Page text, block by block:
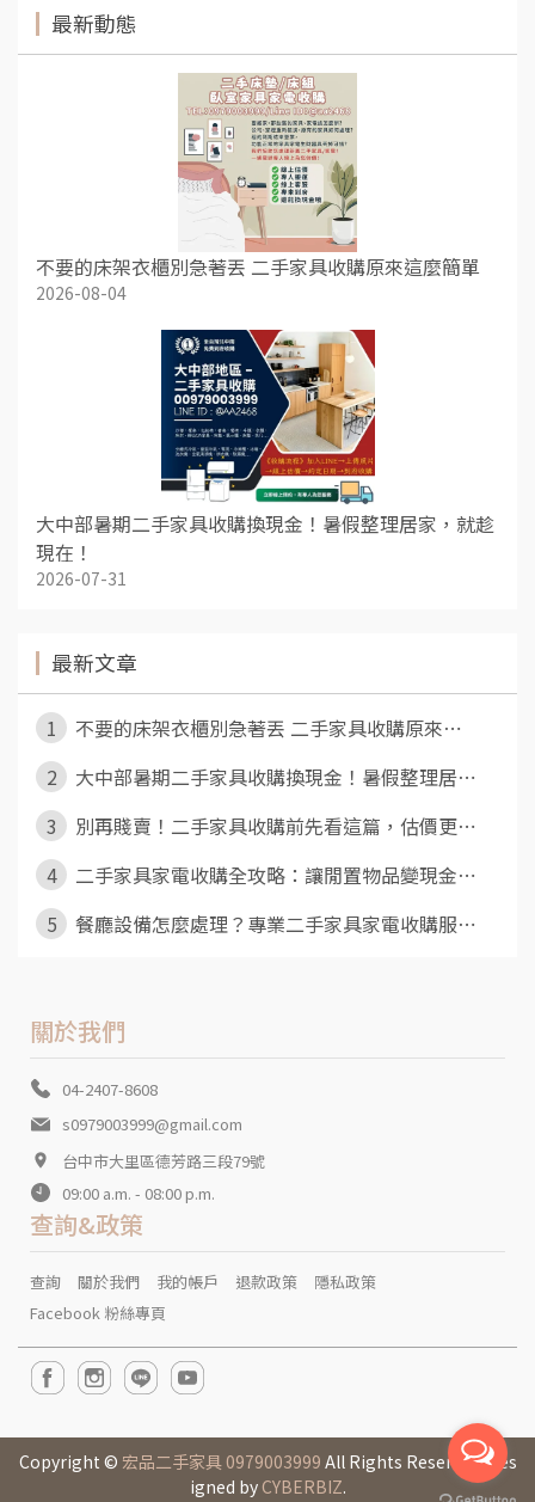
最新動態
不要的床架衣櫃別急著丟 二手家具收購原來這麼簡單
2026-08-04
大中部暑期二手家具收購換現金！暑假整理居家，就趁
現在！
2026-07-31
最新文章
1
不要的床架衣櫃別急著丟 二手家具收購原來⋯
2
大中部暑期二手家具收購換現金！暑假整理居⋯
3
別再賤賣！二手家具收購前先看這篇，估價更⋯
4
二手家具家電收購全攻略：讓閒置物品變現金⋯
5
餐廳設備怎麼處理？專業二手家具家電收購服⋯
關於我們
04-2407-8608
s0979003999@gmail.com
台中市大里區德芳路三段79號
09:00 a.m. - 08:00 p.m.
查詢&政策
查詢 關於我們 我的帳戶 退款政策
隱私政策
Facebook 粉絲專頁
Copyright © 宏品二手家具 0979003999 All Rights Reserved. Des
igned by CYBERBIZ.